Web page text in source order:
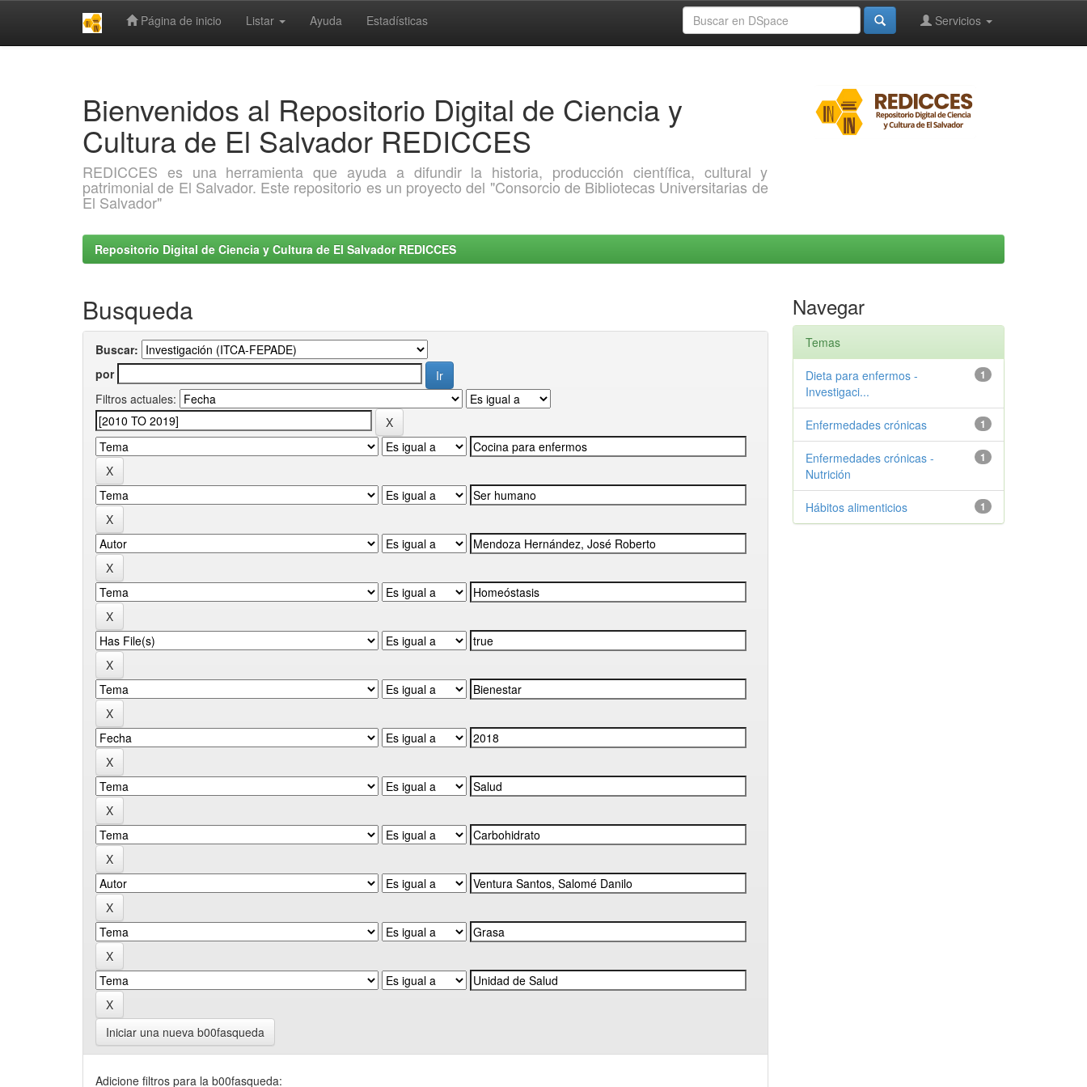
Página de inicio Listar Ayuda Estadísticas Servicios
Bienvenidos al Repositorio Digital de Ciencia y
Cultura de El Salvador REDICCES
REDICCES es una herramienta que ayuda a difundir la historia, producción científica, cultural y
patrimonial de El Salvador. Este repositorio es un proyecto del "Consorcio de Bibliotecas Universitarias de
El Salvador"
Repositorio Digital de Ciencia y Cultura de El Salvador REDICCES
Busqueda
Buscar:
por
Filtros actuales:
Iniciar una nueva b00fasqueda
Adicione filtros para la b00fasqueda:
Navegar
Temas
1
Dieta para enfermos -
Investigaci...
1
Enfermedades crónicas
1
Enfermedades crónicas -
Nutrición
1
Hábitos alimenticios